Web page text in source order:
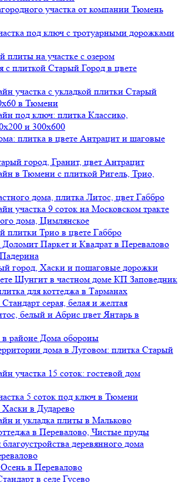
участка от компании Тюмень
под ключ с тротуарными дорожками
плиты на участке с озером
с плиткой Старый Город в цвете
участка с укладкой плитки Старый
в Тюмени
под ключ: плитка Классико,
и 300х600
плитка в цвете Антрацит и шаговые
город, Гранит, цвет Антрацит
в Тюмени с плиткой Ригель, Трио,
дома, плитка Литос, цвет Габбро
участка 9 соток на Московском тракте
дома, Цимлянское
плитки Трио в цвете Габбро
Доломит Паркет и Квадрат в Перевалово
город, Хаски и пошаговые дорожки
Шунгит в частном доме КП Заповедник
для коттеджа в Тарманах
серая, белая и желтая
белый и Абрис цвет Янтарь в
в районе Дома обороны
дома в Луговом: плитка Старый
участка 15 соток: гостевой дом
5 соток под ключ в Тюмени
Хаски в Дударево
и укладка плиты в Мальково
в Перевалово, Чистые пруды
деревянного дома
в Перевалово
в селе Гусево